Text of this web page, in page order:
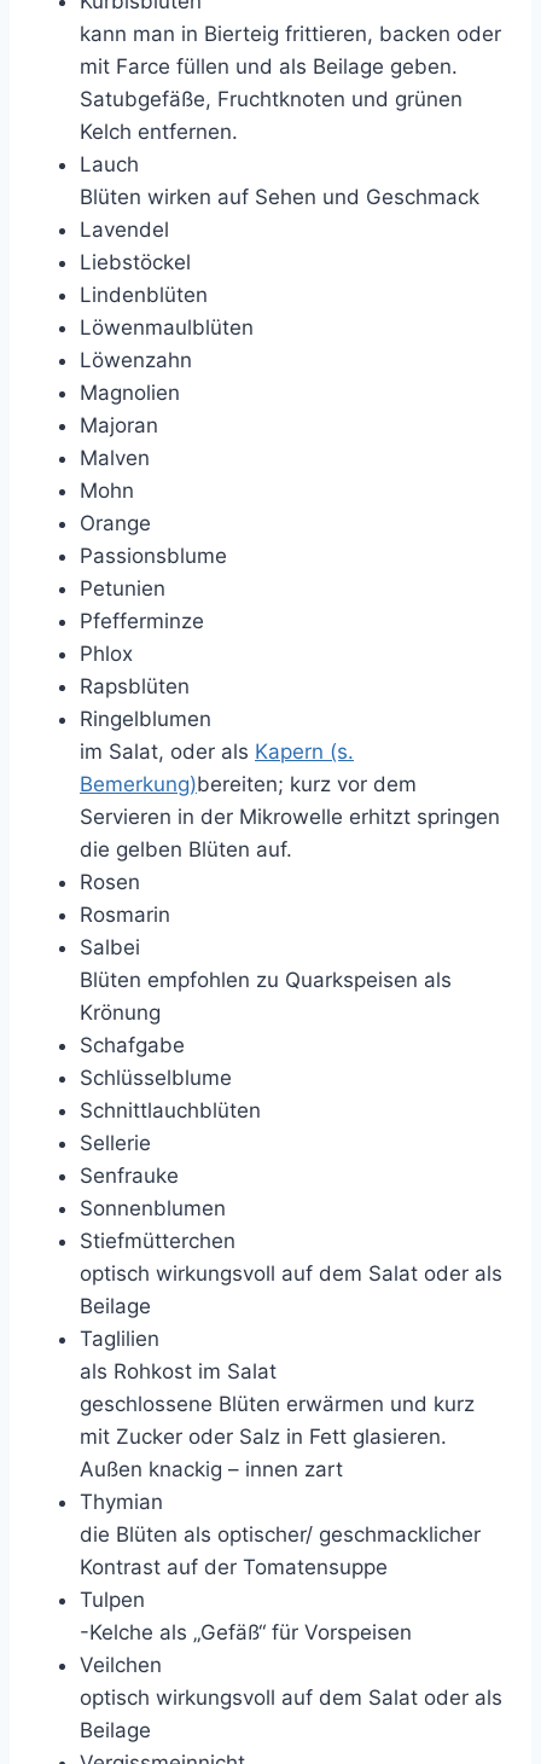
kann man in Bierteig frittieren, backen oder
mit Farce füllen und als Beilage geben.
Satubgefäße, Fruchtknoten und grünen
Kelch entfernen.
Lauch
Blüten wirken auf Sehen und Geschmack
Lavendel
Liebstöckel
Lindenblüten
Löwenmaulblüten
Löwenzahn
Magnolien
Majoran
Malven
Mohn
Orange
Passionsblume
Petunien
Pfefferminze
Phlox
Rapsblüten
Ringelblumen
im Salat, oder als Kapern (s.
Bemerkung)bereiten; kurz vor dem
Servieren in der Mikrowelle erhitzt springen
die gelben Blüten auf.
Rosen
Rosmarin
Salbei
Blüten empfohlen zu Quarkspeisen als
Krönung
Schafgabe
Schlüsselblume
Schnittlauchblüten
Sellerie
Senfrauke
Sonnenblumen
Stiefmütterchen
optisch wirkungsvoll auf dem Salat oder als
Beilage
Taglilien
als Rohkost im Salat
geschlossene Blüten erwärmen und kurz
mit Zucker oder Salz in Fett glasieren.
Außen knackig – innen zart
Thymian
die Blüten als optischer/ geschmacklicher
Kontrast auf der Tomatensuppe
Tulpen
-Kelche als „Gefäß“ für Vorspeisen
Veilchen
optisch wirkungsvoll auf dem Salat oder als
Beilage